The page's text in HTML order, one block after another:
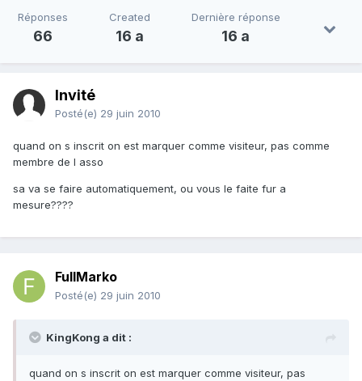
Réponses
66
Created
16 a
Dernière réponse
16 a
Invité
Posté(e) 29 juin 2010
quand on s inscrit on est marquer comme visiteur, pas comme
membre de l asso
sa va se faire automatiquement, ou vous le faite fur a
mesure????
FullMarko
Posté(e) 29 juin 2010
KingKong a dit :
quand on s inscrit on est marquer comme visiteur, pas